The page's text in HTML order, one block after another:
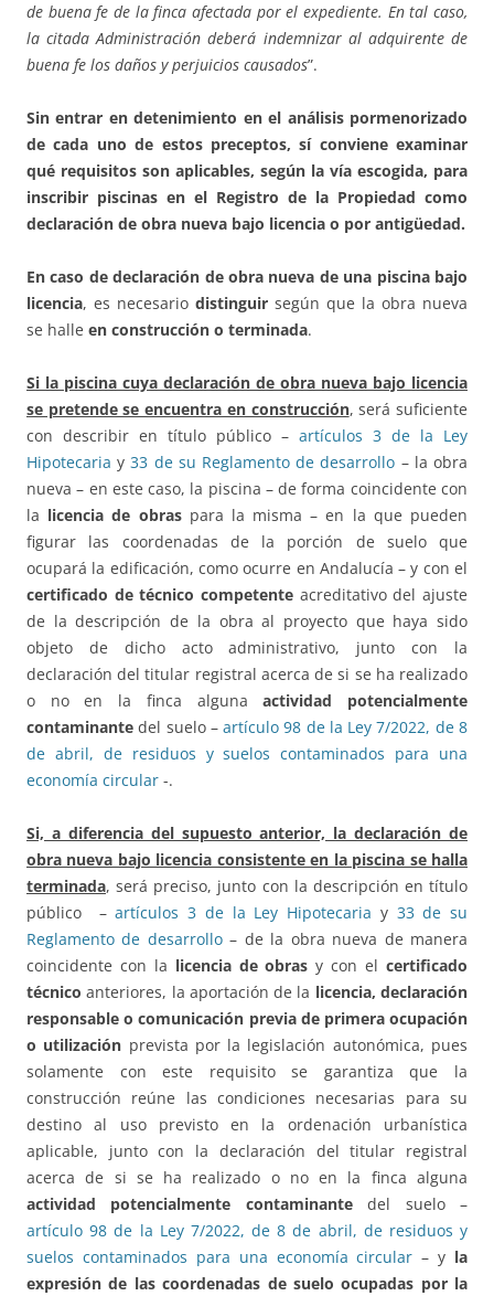
de buena fe de la finca afectada por el expediente. En tal caso,
la citada Administración deberá indemnizar al adquirente de
buena fe los daños y perjuicios causados”.
Sin entrar en detenimiento en el análisis pormenorizado
de cada uno de estos preceptos, sí conviene examinar
qué requisitos son aplicables, según la vía escogida, para
inscribir piscinas en el Registro de la Propiedad como
declaración de obra nueva bajo licencia o por antigüedad.
En caso de declaración de obra nueva de una piscina bajo
licencia, es necesario distinguir según que la obra nueva
se halle en construcción o terminada.
Si la piscina cuya declaración de obra nueva bajo licencia
se pretende se encuentra en construcción, será suficiente
con describir en título público – artículos 3 de la Ley
Hipotecaria y33 de su Reglamento de desarrollo – la obra
nueva – en este caso, la piscina – de forma coincidente con
la licencia de obraspara la misma – en la que pueden
figurar las coordenadas de la porción de suelo que
ocupará la edificación, como ocurre en Andalucía – y con el
certificado de técnico competente acreditativo del ajuste
de la descripción de la obra al proyecto que haya sido
objeto de dicho acto administrativo, junto con la
declaración del titular registral acerca de si se ha realizado
o no en la finca algunaactividad potencialmente
contaminante del suelo –artículo 98 de la Ley 7/2022, de 8
de abril, de residuos y suelos contaminados para una
economía circular -.
Si, a diferencia del supuesto anterior, la declaración de
obra nueva bajo licencia consistente en la piscina se halla
terminada, será preciso, junto con la descripción en título
público –artículos 3 de la Ley Hipotecaria y 33 de su
Reglamento de desarrollo– de la obra nueva de manera
coincidente con la licencia de obras y con elcertificado
técnico anteriores, la aportación de la licencia, declaración
responsable o comunicación previa de primera ocupación
o utilización prevista por la legislación autonómica, pues
solamente con este requisito se garantiza que la
construcción reúne las condiciones necesarias para su
destino al uso previsto en la ordenación urbanística
aplicable, junto con la declaración del titular registral
acerca de si se ha realizado o no en la finca alguna
actividad potencialmente contaminantedel suelo –
artículo 98 de la Ley 7/2022, de 8 de abril, de residuos y
suelos contaminados para una economía circular – y la
expresión de las coordenadas de suelo ocupadas por la